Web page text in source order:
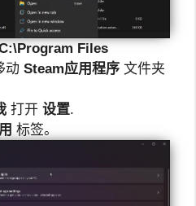
Files
动 Steam应用程序 文件夹
打开 设置.
标签。